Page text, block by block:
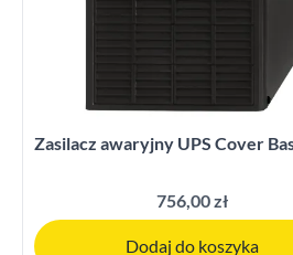
Zasilacz awaryjny UPS Cover
756,00 zł
Dodaj do koszyka